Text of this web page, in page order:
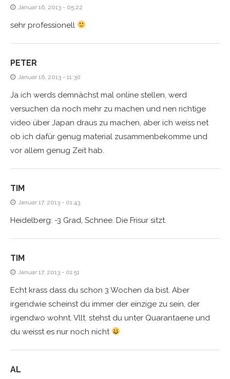
Januar 16, 2013 - 05:22
sehr professionell
PETER
Januar 16, 2013 - 11:30
Ja ich werds demnächst mal online stellen, werd
versuchen da noch mehr zu machen und nen richtige
video über Japan draus zu machen, aber ich weiss net
ob ich dafür genug material zusammenbekomme und
vor allem genug Zeit hab.
TIM
Januar 17, 2013 - 01:43
Heidelberg: -3 Grad, Schnee. Die Frisur sitzt.
TIM
Januar 17, 2013 - 01:51
Echt krass dass du schon 3 Wochen da bist. Aber
irgendwie scheinst du immer der einzige zu sein, der
irgendwo wohnt. Vllt. stehst du unter Quarantaene und
du weisst es nur noch nicht
AL